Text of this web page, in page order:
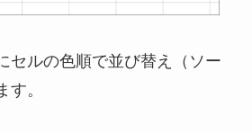
セルの色順で並び替え（ソー
す。